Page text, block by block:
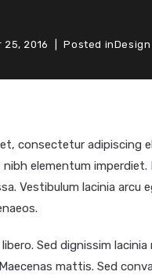
25, 2016 Posted inDesign
consectetur adipiscing
nibh elementum
Vestibulum lacinia
Sed dignissim
mattis. Sed